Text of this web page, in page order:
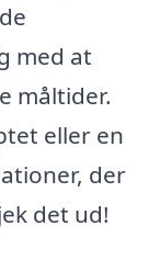
med at
måltider.
eller en
der
det ud!